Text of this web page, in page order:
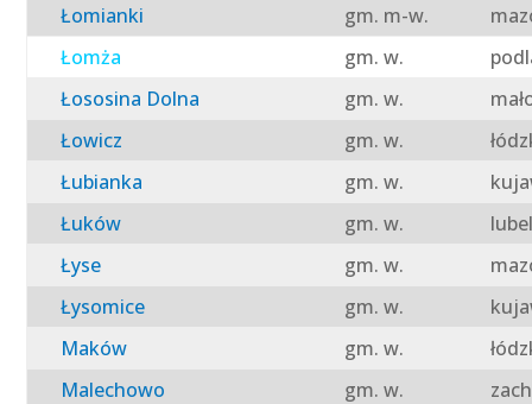
Łomianki
gm. m-w.
Łomża
gm. w.
Łososina Dolna
gm. w.
Łowicz
gm. w.
Łubianka
gm. w.
Łuków
gm. w.
Łyse
gm. w.
Łysomice
gm. w.
Maków
gm. w.
Malechowo
gm. w.